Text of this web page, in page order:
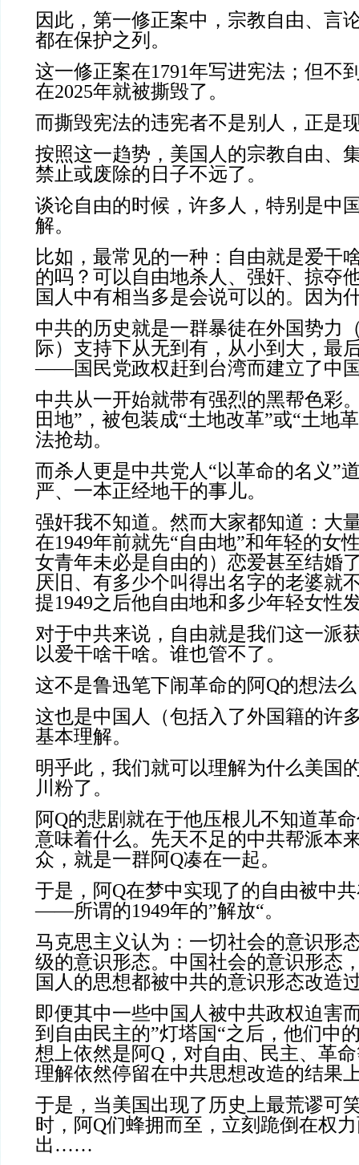
因此，第一修正案中，宗教自由、言
都在保护之列。
这一修正案在1791年写进宪法；但不
在2025年就被撕毁了。
而撕毁宪法的违宪者不是别人，正是
按照这一趋势，美国人的宗教自由、
禁止或废除的日子不远了。
谈论自由的时候，许多人，特别是中
解。
比如，最常见的一种：自由就是爱干
的吗？可以自由地杀人、强奸、掠夺
国人中有相当多是会说可以的。因为
中共的历史就是一群暴徒在外国势力
际）支持下从无到有，从小到大，最
——国民党政权赶到台湾而建立了中
中共从一开始就带有强烈的黑帮色彩
田地”，被包装成“土地改革”或“土地
法抢劫。
而杀人更是中共党人“以革命的名义”
严、一本正经地干的事儿。
强奸我不知道。然而大家都知道：大
在1949年前就先“自由地”和年轻的女
女青年未必是自由的）恋爱甚至结婚
厌旧、有多少个叫得出名字的老婆就
提1949之后他自由地和多少年轻女性
对于中共来说，自由就是我们这一派
以爱干啥干啥。谁也管不了。
这不是鲁迅笔下闹革命的阿Q的想法
这也是中国人（包括入了外国籍的许
基本理解。
明乎此，我们就可以理解为什么美国
川粉了。
阿Q的悲剧就在于他压根儿不知道革
意味着什么。先天不足的中共帮派本
众，就是一群阿Q凑在一起。
于是，阿Q在梦中实现了的自由被中
——所谓的1949年的”解放“。
马克思主义认为：一切社会的意识形
级的意识形态。中国社会的意识形态
国人的思想都被中共的意识形态改造
即便其中一些中国人被中共政权迫害
到自由民主的”灯塔国“之后，他们中
想上依然是阿Q，对自由、民主、革
理解依然停留在中共思想改造的结果
于是，当美国出现了历史上最荒谬可
时，阿Q们蜂拥而至，立刻跪倒在权
出……